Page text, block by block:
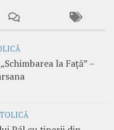
la Față” –